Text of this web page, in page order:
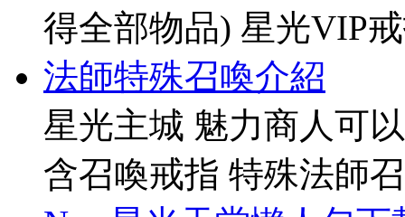
得全部物品) 星光VIP
法師特殊召喚介紹
星光主城 魅力商人可
含召喚戒指 特殊法師